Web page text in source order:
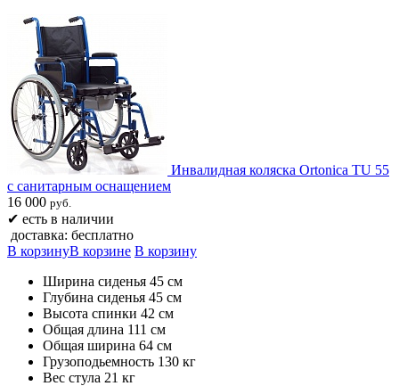
Инвалидная коляска Ortonica TU 55
с санитарным оснащением
16 000 руб.
✔ есть в наличии
доставка: бесплатно
В корзинуВ корзине В корзину
Ширина сиденья 45 см
Глубина сиденья 45 см
Высота спинки 42 см
Общая длина 111 см
Общая ширина 64 см
Грузоподьемность 130 кг
Вес стула 21 кг